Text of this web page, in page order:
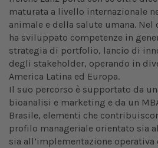
maturata a livello internazionale
animale e della salute umana. Nel
ha sviluppato competenze in
strategia di portfolio, lancio di
degli stakeholder, operando in
America Latina ed Europa.
Il suo percorso è supportato da
bioanalisi e marketing e da un
Brasile, elementi che
profilo manageriale orientato sia
sia all’implementazione